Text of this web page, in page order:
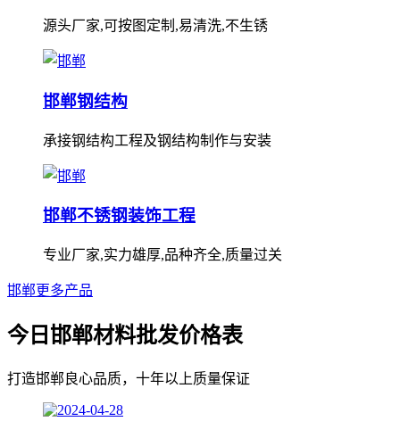
源头厂家,可按图定制,易清洗,不生锈
邯郸钢结构
承接钢结构工程及钢结构制作与安装
邯郸不锈钢装饰工程
专业厂家,实力雄厚,品种齐全,质量过关
邯郸更多产品
今日邯郸材料批发价格表
打造邯郸良心品质，十年以上质量保证